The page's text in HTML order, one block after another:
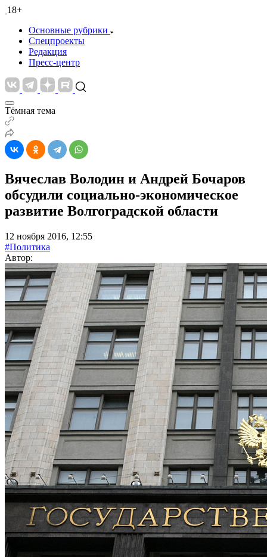
18+
Основные рубрики
Спецпроекты
Редакция
Пресс-центр
Тёмная тема
Вячеслав Володин и Андрей Бочаров
обсудили социально-экономическое
развитие Волгоградской области
12 ноября 2016, 12:55
#Политика
Автор: